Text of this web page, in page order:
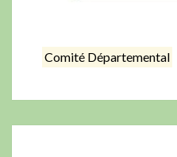
Comité Départemental